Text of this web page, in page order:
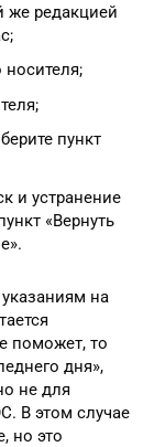
же редакцией
носителя;
пункт
и устранение
«Вернуть
на
поможет, то
дня»,
не для
В этом случае
но это